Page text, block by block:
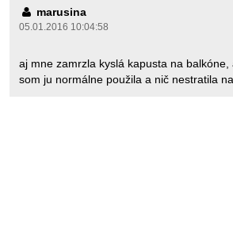
marusina
05.01.2016 10:04:58
aj mne zamrzla kyslá kapusta na
som ju normálne použila a nič nestratila